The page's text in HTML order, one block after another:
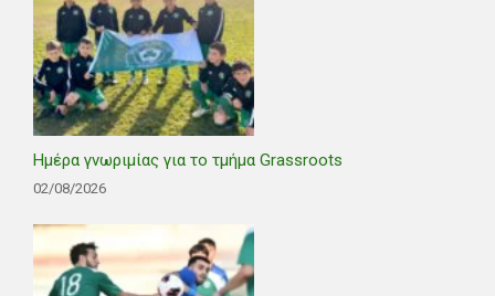
Ημέρα γνωριμίας για το τμήμα Grassroots
02/08/2026